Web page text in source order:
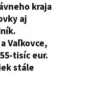
kraja
aj
Vaľkovce,
tisíc eur.
stále